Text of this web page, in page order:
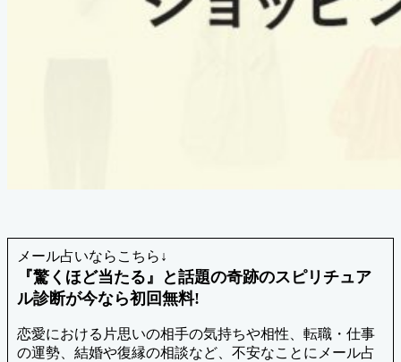
メール占いならこちら↓
『驚くほど当たる』と話題の奇跡のスピリチュア
ル診断が今なら初回無料!
恋愛における片思いの相手の気持ちや相性、転職・仕事
の運勢、結婚や復縁の相談など、不安なことにメール占